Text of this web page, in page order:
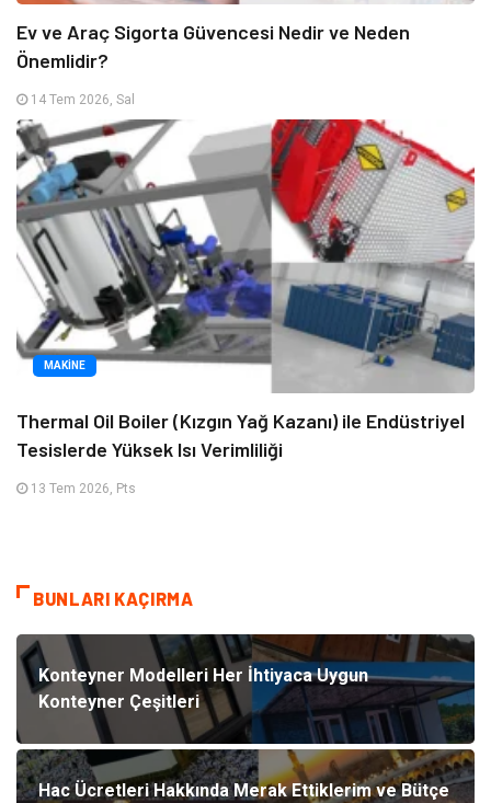
Ev ve Araç Sigorta Güvencesi Nedir ve Neden
Önemlidir?
14 Tem 2026, Sal
MAKINE
Thermal Oil Boiler (Kızgın Yağ Kazanı) ile Endüstriyel
Tesislerde Yüksek Isı Verimliliği
13 Tem 2026, Pts
BUNLARI KAÇIRMA
Konteyner Modelleri Her İhtiyaca Uygun
Konteyner Çeşitleri
Hac Ücretleri Hakkında Merak Ettiklerim ve Bütçe